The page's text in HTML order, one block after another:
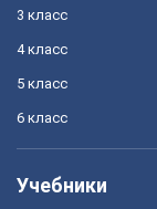
3 класс
4 класс
5 класс
6 класс
Учебники